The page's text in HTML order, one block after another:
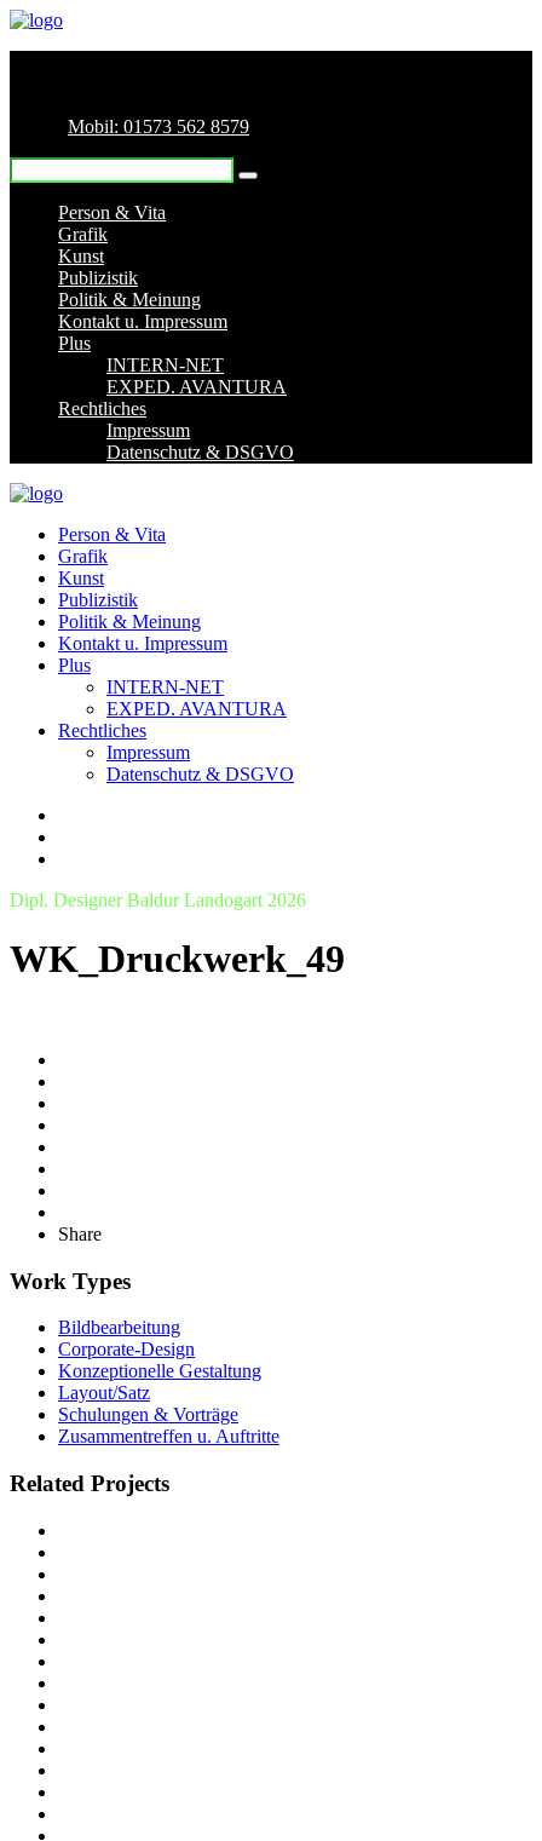
Mobil: 01573 562 8579
Person & Vita
Grafik
Kunst
Publizistik
Politik & Meinung
Kontakt u. Impressum
Plus
INTERN-NET
EXPED. AVANTURA
Rechtliches
Impressum
Datenschutz & DSGVO
Person & Vita
Grafik
Kunst
Publizistik
Politik & Meinung
Kontakt u. Impressum
Plus
INTERN-NET
EXPED. AVANTURA
Rechtliches
Impressum
Datenschutz & DSGVO
Dipl. Designer Baldur Landogart 2026
WK_Druckwerk_49
Share
Work Types
Bildbearbeitung
Corporate-Design
Konzeptionelle Gestaltung
Layout/Satz
Schulungen & Vorträge
Zusammentreffen u. Auftritte
Related Projects